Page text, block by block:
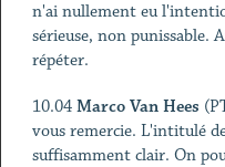
n'ai nullement eu
sérieuse, non punissable.
répéter.
10.04 Marco Van Hees
vous remercie. L'intitulé
suffisamment clair. On